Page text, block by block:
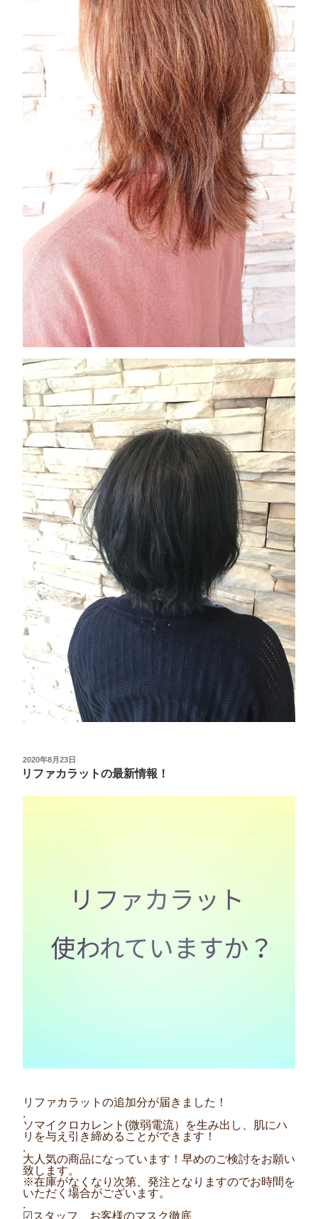
投
稿
日:
2020年8月23日
リファカラットの最新情報！
リファカラットの追加分が届きました！
.
ソマイクロカレント(微弱電流）を生み出し、肌にハ
リを与え引き締めることができます！
.
大人気の商品になっています！早めのご検討をお願い
致します。
※在庫がなくなり次第、発注となりますのでお時間を
いただく場合がございます。
.
☑︎スタッフ、お客様のマスク徹底